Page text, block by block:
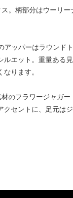
。柄部分はウーリ
アッパーはラウンド
エット。重量ある
ります。
のフラワージャガ
セントに、足元は